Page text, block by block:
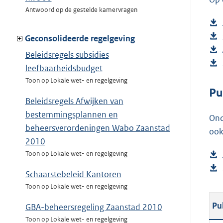
Antwoord op de gestelde kamervragen
Geconsolideerde regelgeving
Beleidsregels subsidies
leefbaarheidsbudget
Toon op Lokale wet- en regelgeving
Beleidsregels Afwijken van
bestemmingsplannen en
beheersverordeningen Wabo Zaanstad
2010
Toon op Lokale wet- en regelgeving
Schaarstebeleid Kantoren
Toon op Lokale wet- en regelgeving
GBA-beheersregeling Zaanstad 2010
Toon op Lokale wet- en regelgeving